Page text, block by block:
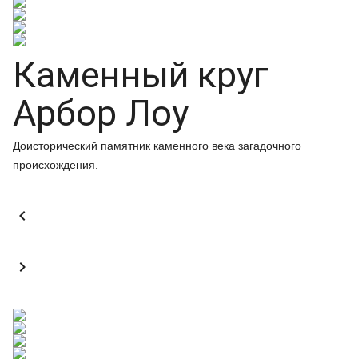
Каменный круг
Арбор Лоу
Доисторический памятник каменного века загадочного
происхождения.

